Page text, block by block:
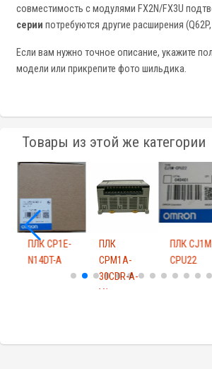
совместимость с модулями FX2N/FX3U
серии потребуются другие расширения
Если вам нужно точное описание, укажите
модели или прикрепите фото шильдика.
Товары из этой же категории
ПЛК CP1E-
N14DT-A
ПЛК
CPM1A-
30CDR-A-
V1
ПЛК
CPU22